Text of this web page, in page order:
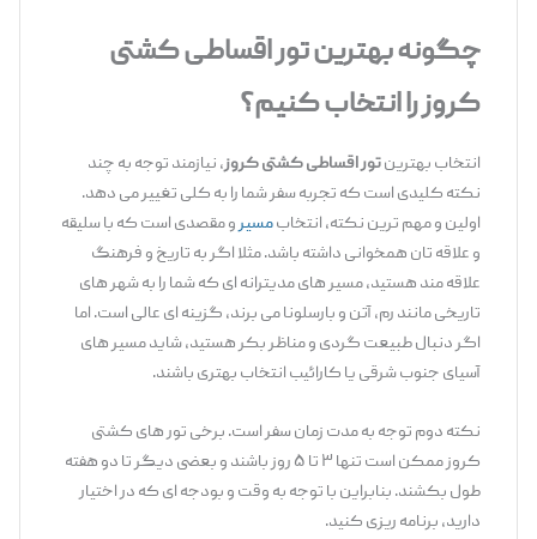
چگونه بهترین تور اقساطی کشتی
کروز را انتخاب کنیم؟
انتخاب بهترینتور اقساطی کشتی کروز، نیازمند توجه به چند
نکته کلیدی است که تجربه سفر شما را به کلی تغییر می ‌دهد.
اولین و مهم ‌ترین نکته، انتخابمسیرو مقصدی است که با سلیقه
و علاقه ‌تان همخوانی داشته باشد. مثلا اگر به تاریخ و فرهنگ
علاقه ‌مند هستید، مسیر های مدیترانه ‌ای که شما را به شهر های
تاریخی مانند رم، آتن و بارسلونا می‌ برند، گزینه ‌ای عالی است. اما
اگر دنبال طبیعت ‌گردی و مناظر بکر هستید، شاید مسیر های
آسیای جنوب شرقی یا کارائیب انتخاب بهتری باشند.
نکته دوم توجه به مدت زمان سفر است. برخی تور های کشتی
کروز ممکن است تنها ۳ تا ۵ روز باشند و بعضی دیگر تا دو هفته
طول بکشند. بنابراین با توجه به وقت و بودجه ‌ای که در اختیار
دارید، برنامه ‌ریزی کنید.